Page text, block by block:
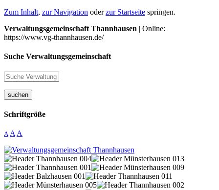
Zum Inhalt, zur Navigation oderzur Startseite springen.
Verwaltungsgemeinschaft Thannhausen | Online:
https://www.vg-thannhausen.de/
Suche Verwaltungsgemeinschaft
suchen
Schriftgröße
A A A